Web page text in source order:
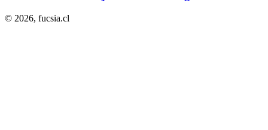
© 2026, fucsia.cl